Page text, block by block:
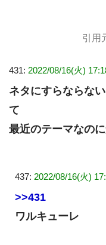
引用
431: 2022/08/16(火)
ネタにすらならな
て
最近のテーマなの
437: 2022/08/16(火)
>>431
ワルキューレ